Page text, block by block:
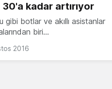
30'a kadar artırıyor
botlar ve akıllı asistanlar
biri…
2016